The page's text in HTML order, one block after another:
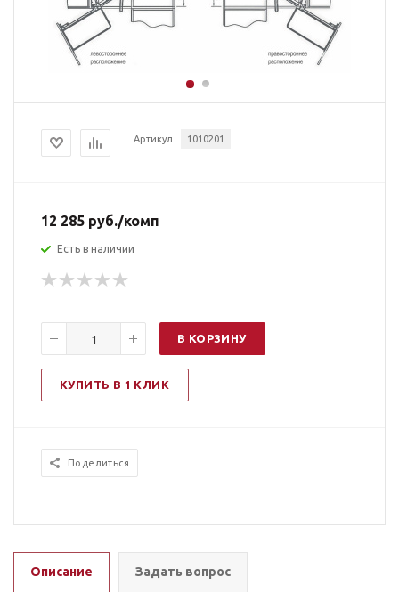
Артикул 1010201
12 285 руб./комп
Есть в наличии
В КОРЗИНУ
КУПИТЬ В 1 КЛИК
Поделиться
Описание Задать вопрос